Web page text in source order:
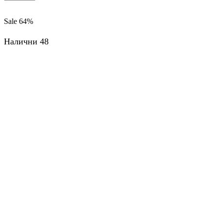
страница
Sale 64%
Налични 48